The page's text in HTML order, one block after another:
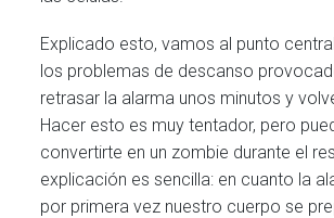
Explicado esto, vamos al punto
los problemas de descanso
retrasar la alarma unos minutos y
Hacer esto es muy tentador, pero
convertirte en un zombie durante el
explicación es sencilla: en cuanto la
por primera vez nuestro cuerpo se